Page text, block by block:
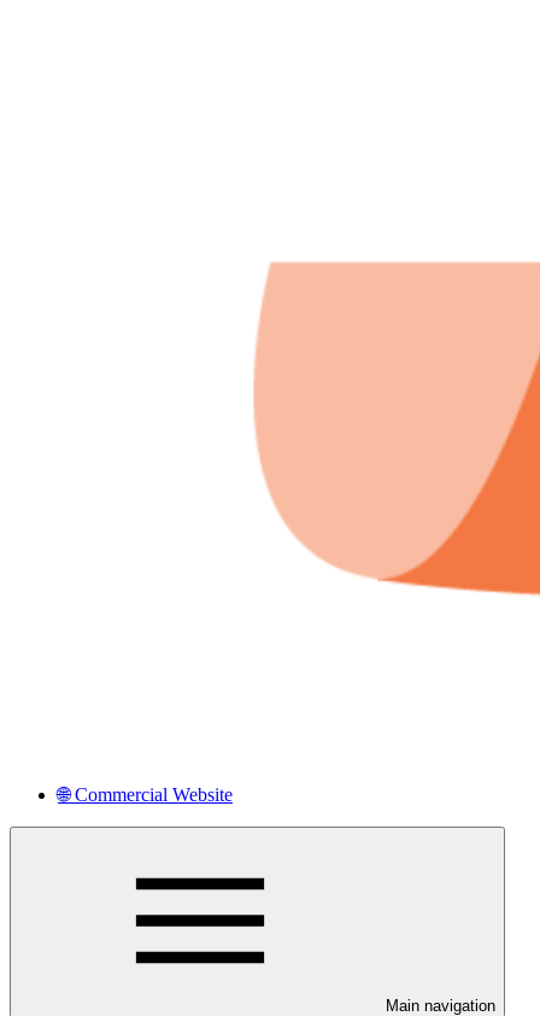
🌐 Commercial Website
Main navigation